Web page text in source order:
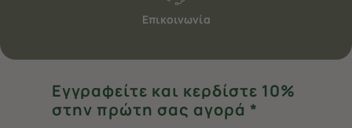
Επικοινωνία
Εγγραφείτε και κερδίστε 10%
στην πρώτη σας αγορά *